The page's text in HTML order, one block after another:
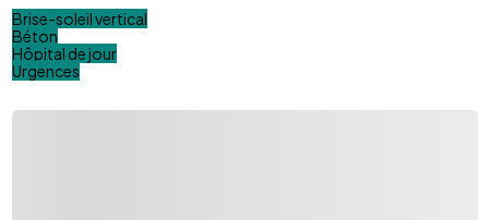
Brise-soleil vertical
Béton
Hôpital de jour
Urgences